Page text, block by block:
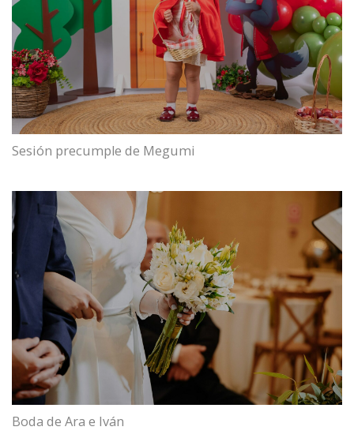
Sesión precumple de Megumi
Boda de Ara e Iván